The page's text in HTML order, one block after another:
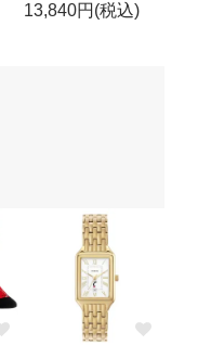
13,840円(税込)